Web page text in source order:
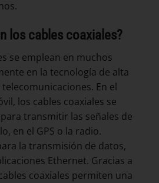
los cables coaxiales?
se emplean en muchos
en la tecnología de alta
En el
los cables coaxiales se
transmitir las señales de
en el GPS o la radio.
la transmisión de datos,
Ethernet. Gracias a
coaxiales permiten una